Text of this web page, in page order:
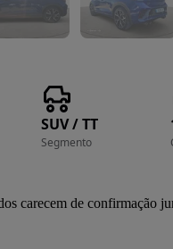
SUV / TT
Segmento
carecem de confirmação